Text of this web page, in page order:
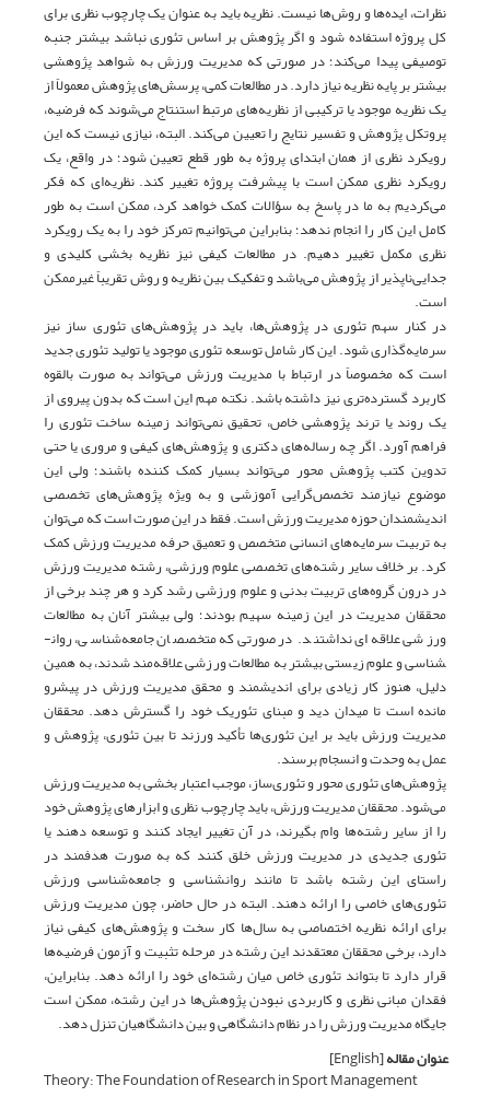
نظرات، ایده‌ها و روش‌ها نیست. نظریه باید به عنوان یک چارچوب نظری برای
کل پروژه استفاده شود و اگر پژوهش بر اساس تئوری نباشد بیشتر جنبه
توصیفی پیدا می‌کند؛ در صورتی که مدیریت ورزش به شواهد پژوهشی
بیشتر بر پایه نظریه نیاز دارد. در مطالعات کمی، پرسش‌های پژوهش معمولاً از
یک نظریه موجود یا ترکیبی از نظریه‌های مرتبط استنتاج می‌شوند که فرضیه،
پروتکل پژوهش و تفسیر نتایج را تعیین می‌کند. البته، نیازی نیست که این
رویکرد نظری از همان ابتدای پروژه به طور قطع تعیین شود؛ در واقع، یک
رویکرد نظری ممکن است با پیشرفت پروژه تغییر کند. نظریه‌ای که فکر
می‌کردیم به ما در پاسخ به سؤالات کمک خواهد کرد، ممکن است به طور
کامل این کار را انجام ندهد؛ بنابراین می‌توانیم تمرکز خود را به یک رویکرد
نظری مکمل تغییر دهیم. در مطالعات کیفی نیز نظریه بخشی کلیدی و
جدایی‌ناپذیر از پژوهش می‌باشد و تفکیک بین نظریه و روش تقریباً غیرممکن
است.
در کنار سهم تئوری در پژوهش‌ها، باید در پژوهش‌‎های تئوری ساز نیز
سرمایه‌گذاری شود. این کار شامل توسعه تئوری موجود یا تولید تئوری جدید
است که مخصوصاً در ارتباط با مدیریت ورزش می‌تواند به صورت بالقوه
کاربرد گسترده‌تری نیز داشته باشد. نکته مهم این است که بدون پیروی از
یک روند یا ترند پژوهشی خاص، تحقیق نمی‌تواند زمینه ساخت تئوری را
فراهم آورد. اگر چه رساله‌های دکتری و پژوهش‌های کیفی و مروری یا حتی
تدوین کتب پژوهش محور می‌تواند بسیار کمک کننده باشند؛ ولی این
موضوع نیازمند تخصص‌گرایی آموزشی و به ویژه پژوهش‌های تخصصی
اندیشمندان حوزه مدیریت ورزش است. فقط در این صورت است که می‌توان
به تربیت سرمایه‌های انسانی متخصص و تعمیق حرفه مدیریت ورزش کمک
کرد. بر خلاف سایر رشته‌های تخصصی علوم ورزشی، رشته مدیریت ورزش
در درون گروه‌­های تربیت بدنی و علوم ورزشی رشد کرد و هر چند برخی از
محققان مدیریت در این زمینه سهیم بودند؛ ولی بیشتر آنان به مطالعات
ورزشی علاقه‌­ای نداشتند. در صورتی‌که متخصصان جامعه‌­شناسی، روان­
شناسی و علوم زیستی بیشتر به مطالعات ورزشی علاقه‌مند شدند، به همین
دلیل، هنوز کار زیادی برای اندیشمند و محقق مدیریت ورزش در پیش­رو
مانده است تا میدان دید و مبنای تئوریک خود را گسترش دهد. محققان
مدیریت ورزش باید بر این تئوری‌ها تأکید ورزند تا بین تئوری، پژوهش و
عمل به وحدت و انسجام برسند.
پژوهش‌های تئوری محور و تئوری‌ساز، موجب اعتبار بخشی به مدیریت ورزش
می‌شود. محققان مدیریت ورزش، باید چارچوب نظری و ابزارهای پژوهش خود
را از سایر رشته­‌ها وام بگیرند، در آن تغییر ایجاد کنند و توسعه دهند یا
تئوری جدیدی در مدیریت ورزش خلق کنند که به صورت هدفمند در
راستای این رشته باشد تا مانند روان­شناسی و جامعه‌­شناسی ورزش
تئوری‌های خاصی را ارائه دهند. البته در حال حاضر، چون مدیریت ورزش
برای ارائه نظریه اختصاصی به سال‌­ها کار سخت و پژوهش‌های کیفی نیاز
دارد، برخی محققان معتقدند این رشته در مرحله تثبیت و آزمون فرضیه‌­ها
قرار دارد تا بتواند تئوری خاص میان رشته­‌ای خود را ارائه دهد. بنابراین،
فقدان مبانی نظری و کاربردی نبودن پژوهش‌ها در این رشته، ممکن است
جایگاه مدیریت ورزش را در نظام دانشگاهی و بین دانشگاهیان تنزل دهد.
عنوان مقاله[English]
Theory: The Foundation of Research in Sport Management